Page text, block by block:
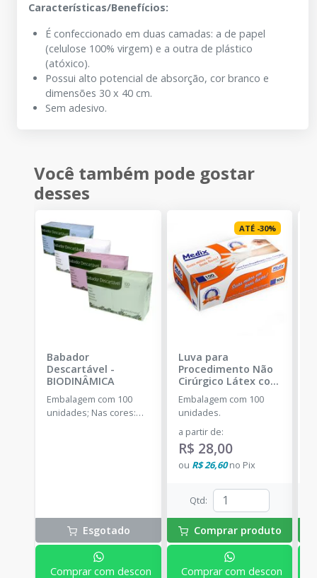
Características/Benefícios:
É confeccionado em duas camadas: a de papel
(celulose 100% virgem) e a outra de plástico
(atóxico).
Possui alto potencial de absorção, cor branco e
dimensões 30 x 40 cm.
Sem adesivo.
Você também pode gostar
desses
Babador
Descartável -
BIODINÂMICA
Embalagem com 100
unidades; Nas cores:
Esgotado
Comprar com descon
ATÉ -30%
Luva para
Procedimento Não
Cirúrgico Látex com
Pó
- MEDIX
Embalagem com 100
unidades.
a partir de:
R$ 28,00
ou R$ 26,60no Pix
Qtd:
Comprar produto
Comprar com descon